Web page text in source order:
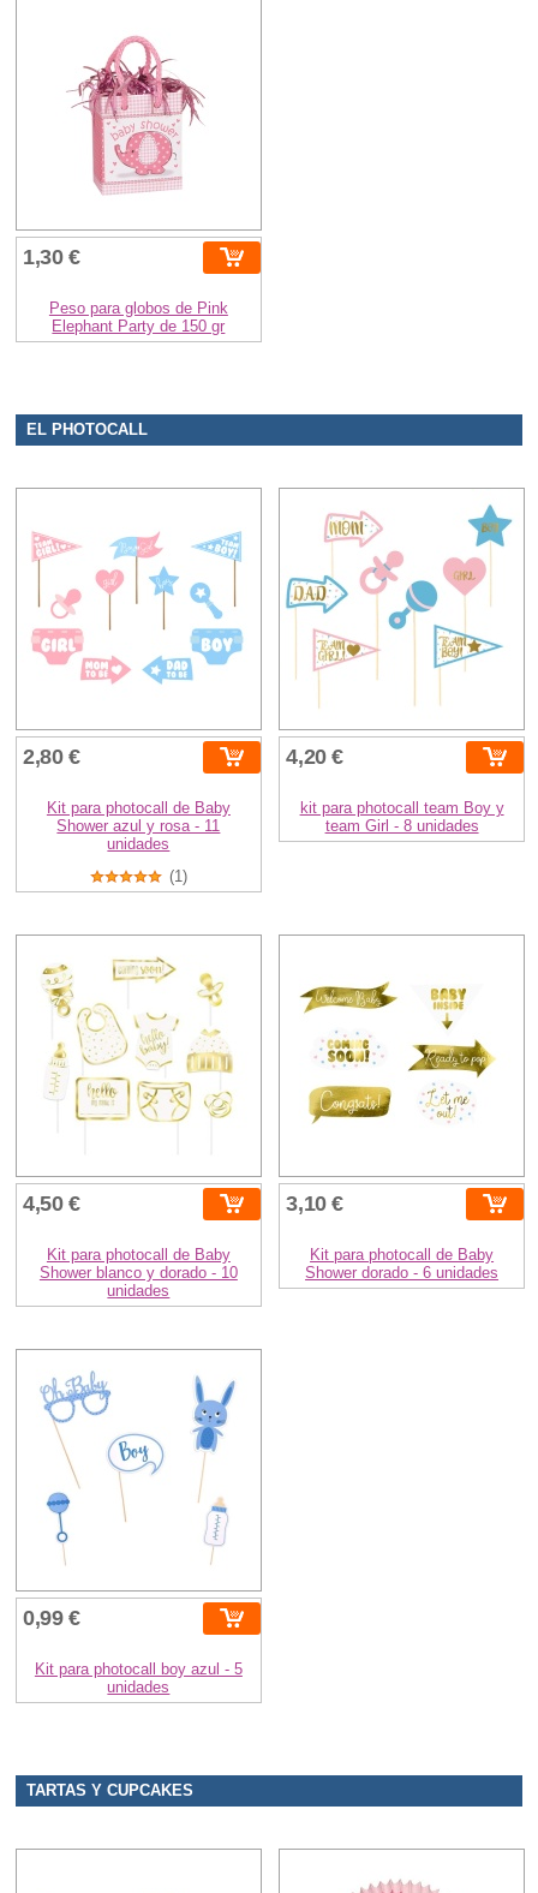
1,30 €
Peso para globos de Pink
Elephant Party de 150 gr
EL PHOTOCALL
2,80 €
Kit para photocall de Baby
Shower azul y rosa - 11
unidades
(1)
4,20 €
kit para photocall team Boy y
team Girl - 8 unidades
4,50 €
Kit para photocall de Baby
Shower blanco y dorado - 10
unidades
3,10 €
Kit para photocall de Baby
Shower dorado - 6 unidades
0,99 €
Kit para photocall boy azul - 5
unidades
TARTAS Y CUPCAKES